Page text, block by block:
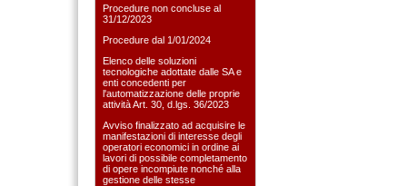
Procedure non concluse al
31/12/2023
Procedure dal 1/01/2024
Elenco delle soluzioni
tecnologiche adottate dalle SA e
enti concedenti per
l'automatizzazione delle proprie
attività Art. 30, d.lgs. 36/2023
Avviso finalizzato ad acquisire le
manifestazioni di interesse degli
operatori economici in ordine ai
lavori di possibile completamento
di opere incompiute nonché alla
gestione delle stesse